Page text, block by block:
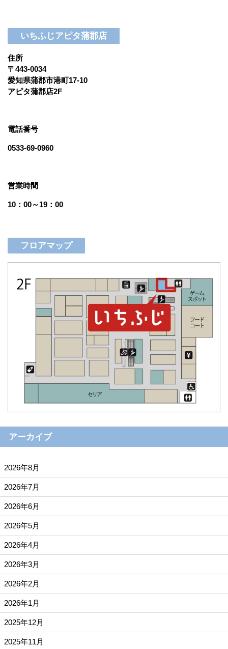
いちふじアピタ蒲郡店
住所
〒443-0034
愛知県蒲郡市港町17-10
アピタ蒲郡店2F
電話番号
0533-69-0960
営業時間
10：00～19：00
フロアマップ
アーカイブ
2026年8月
2026年7月
2026年6月
2026年5月
2026年4月
2026年3月
2026年2月
2026年1月
2025年12月
2025年11月